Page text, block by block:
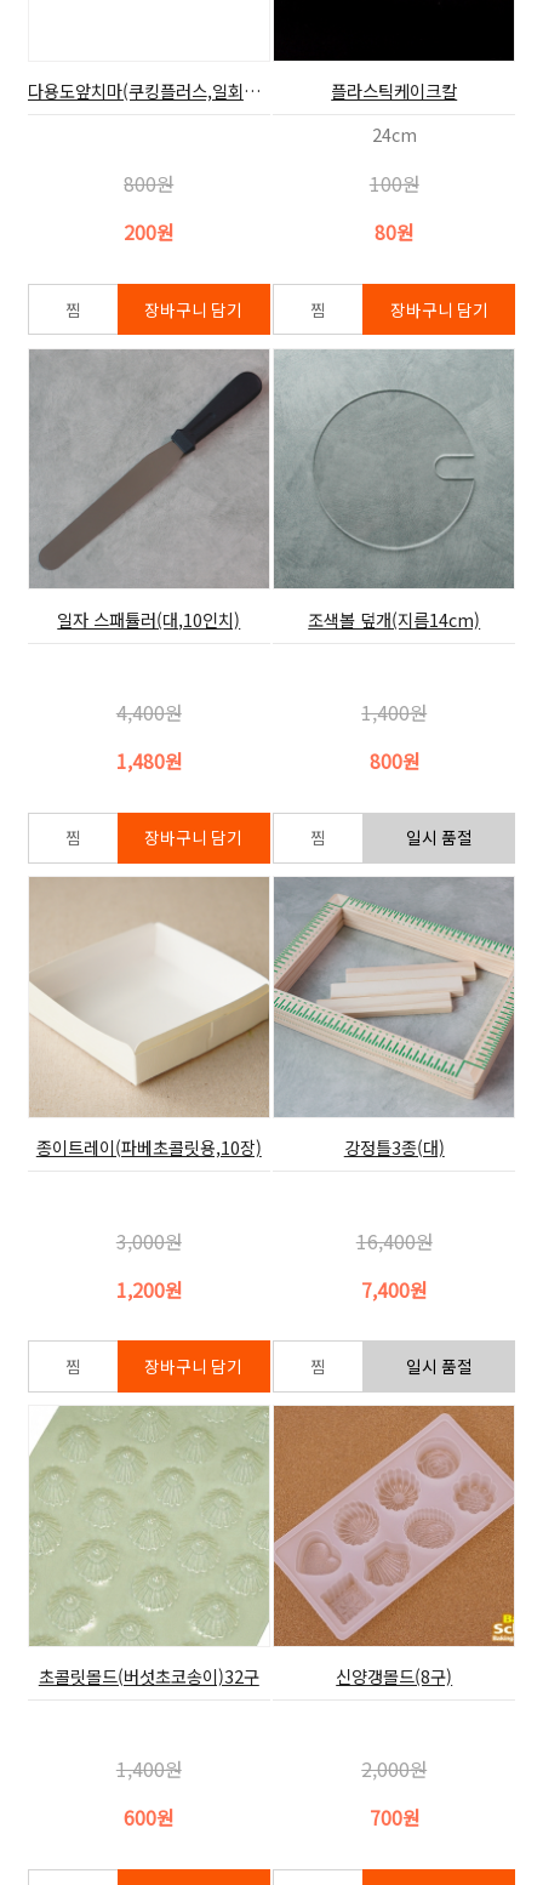
다용도앞치마(쿠킹플러스,일회용,2개)
800원
200원
플라스틱케이크칼
24cm
100원
80원
일자 스패튤러(대,10인치)
4,400원
1,480원
조색볼 덮개(지름14cm)
1,400원
800원
종이트레이(파베초콜릿용,10장)
3,000원
1,200원
강정틀3종(대)
16,400원
7,400원
초콜릿몰드(버섯초코송이)32구
1,400원
600원
신양갱몰드(8구)
2,000원
700원